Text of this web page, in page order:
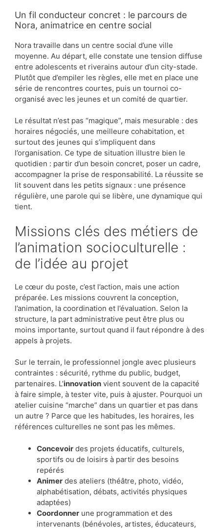
Un fil conducteur concret : le parcours de
Nora, animatrice en centre social
Nora travaille dans un centre social d’une ville
moyenne. Au départ, elle constate une tension diffuse
entre adolescents et riverains autour d’un city-stade.
Plutôt que d’empiler les règles, elle met en place une
série de rencontres courtes, puis un tournoi co-
organisé avec les jeunes et un comité de quartier.
Le résultat n’est pas “magique”, mais mesurable : des
horaires négociés, une meilleure cohabitation, et
surtout des jeunes qui s’impliquent dans
l’organisation. Ce type de situation illustre bien le
quotidien : partir d’un besoin concret, poser un cadre,
accompagner la prise de responsabilité. La réussite se
lit souvent dans les petits signaux : une présence
régulière, une parole qui se libère, une dynamique qui
tient.
Missions clés des métiers de
l’animation socioculturelle :
de l’idée au projet
Le cœur du poste, c’est l’action, mais une action
préparée. Les missions couvrent la conception,
l’animation, la coordination et l’évaluation. Selon la
structure, la part administrative peut être plus ou
moins importante, surtout quand il faut répondre à des
appels à projets.
Sur le terrain, le professionnel jongle avec plusieurs
contraintes : sécurité, rythme du public, budget,
partenaires. L’innovation vient souvent de la capacité
à faire simple, à tester vite, puis à ajuster. Pourquoi un
atelier cuisine “marche” dans un quartier et pas dans
un autre ? Parce que les habitudes, les horaires, les
références culturelles ne sont pas les mêmes.
Concevoir des projets éducatifs, culturels,
sportifs ou de loisirs à partir des besoins
repérés
Animer des ateliers (théâtre, photo, vidéo,
alphabétisation, débats, activités physiques
adaptées)
Coordonner une programmation et des
intervenants (bénévoles, artistes, éducateurs,